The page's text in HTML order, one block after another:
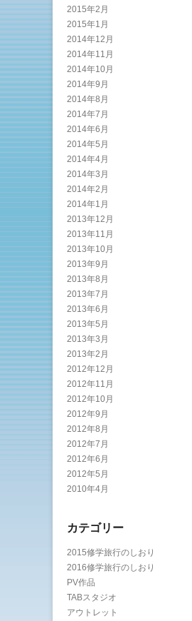
2015年2月
2015年1月
2014年12月
2014年11月
2014年10月
2014年9月
2014年8月
2014年7月
2014年6月
2014年5月
2014年4月
2014年3月
2014年2月
2014年1月
2013年12月
2013年11月
2013年10月
2013年9月
2013年8月
2013年7月
2013年6月
2013年5月
2013年3月
2013年2月
2012年12月
2012年11月
2012年10月
2012年9月
2012年8月
2012年7月
2012年6月
2012年5月
2010年4月
カテゴリー
2015修学旅行のしおり
2016修学旅行のしおり
PV作品
TABスタジオ
アウトレット